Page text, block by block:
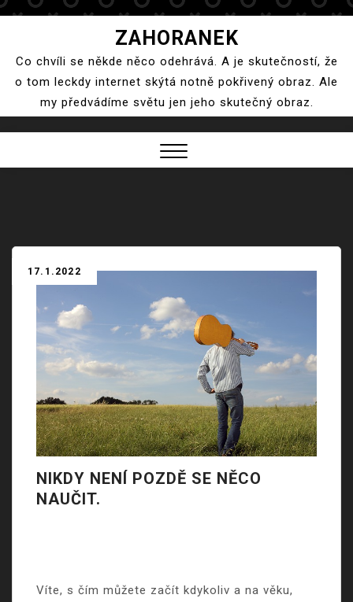
content
ZAHORANEK
Co chvíli se někde něco odehrává. A je skutečností, že
o tom leckdy internet skýtá notně pokřivený obraz. Ale
my předvádíme světu jen jeho skutečný obraz.
NIKDY NENÍ POZDĚ SE NĚCO
NAUČIT.
17.1.2022
Víte, s čím můžete začít kdykoliv a na věku,